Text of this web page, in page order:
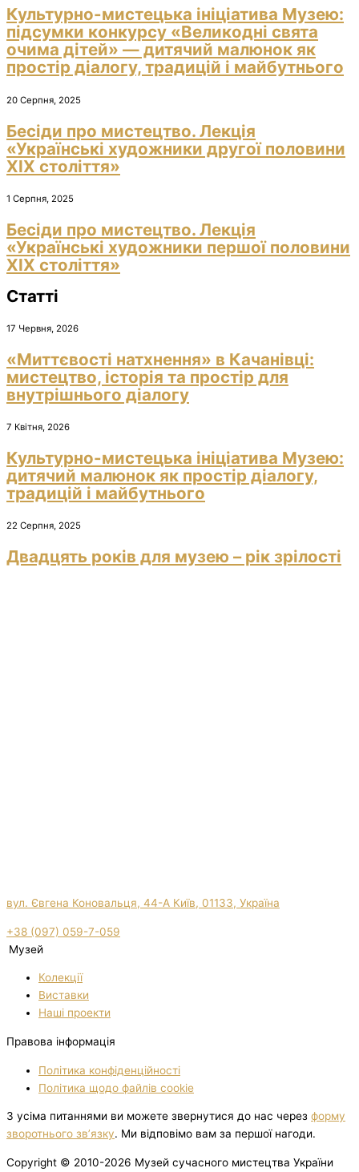
Культурно-мистецька ініціатива Музею:
підсумки конкурсу «Великодні свята
очима дітей» — дитячий малюнок як
простір діалогу, традицій і майбутнього
20 Серпня, 2025
Бесіди про мистецтво. Лекція
«Українські художники другої половини
ХІХ століття»
1 Серпня, 2025
Бесіди про мистецтво. Лекція
«Українські художники першої половини
ХІХ століття»
Статті
17 Червня, 2026
«Миттєвості натхнення» в Качанівці:
мистецтво, історія та простір для
внутрішнього діалогу
7 Квітня, 2026
Культурно-мистецька ініціатива Музею:
дитячий малюнок як простір діалогу,
традицій і майбутнього
22 Серпня, 2025
Двадцять років для музею – рік зрілості
вул. Євгена Коновальця, 44-А Київ, 01133, Україна
+38 (097) 059-7-059
Музей
Колекції
Виставки
Нашi проекти
Правова інформація
Політика конфіденційності
Політика щодо файлів cookie
З усіма питаннями ви можете звернутися до нас через форму
зворотнього зв’язку. Ми відповімо вам за першої нагоди.
Copyright © 2010-2026 Музей сучасного мистецтва України